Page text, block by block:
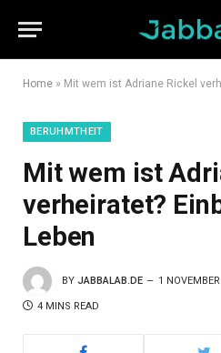
Home » Mit wem ist Adriane Rickel
BERUHMTHEIT
Mit wem ist
verheiratet?
Leben
BY JABBALAB.DE 1
4 MINS READ